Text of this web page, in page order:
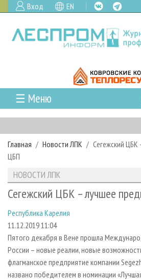
Вход EN
☰ Меню
ГЛАВНАЯ
РУБРИКИ И ТЕМЫ
РУБРИКИ ЖУРНАЛА
ЛЕСОЗАГОТОВКА
ЛЕСОПИЛЕНИЕ
ДЕРЕВООБРАБОТКА
СУШКА ДРЕВЕСИНЫ
ПРОИЗВОДСТВО ДРЕВЕСНЫХ ПЛИТ
ДЕРЕВЯННОЕ ДОМОСТРОЕНИЕ
НОВОСТИ
НОВОСТИ ЛПК
НОВОСТИ ЖУРНАЛА
НОВОСТИ КОМПАНИЙ
ПРОЕКТЫ ЛПИ
АНАЛИТИКА
ПРЕДПРИЯТИЯ ЛПК
ЛЕСНЫЕ РЕГИОНЫ РОССИИ
ПЕРСОНЫ
МОБИЛЬНЫЕ ВЫСТАВКИ
ОФИЦИАЛЬНЫЕ ДЕЛЕГАЦИИ
АРХИВ ЖУРНАЛОВ
СТАТЬИ
ПОДПИСКА
КОНТАКТЫ
РЕКЛАМОДАТЕЛЯМ
РЕКЛАМА
РЕКЛАМА НА САЙТЕ
Главная Новости ЛПК
Сегежский ЦБК
ЦБП
НОВОСТИ ЛПК
Сегежский ЦБК – лучшее
Республика Карелия
11.12.2019 11:04
Пятого декабря в Вене прошла
России – новые реалии, новые
флагманское предприятие компании
названо победителем в номинации